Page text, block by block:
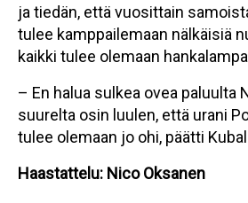
ja tiedän, että vuosittain
tulee kamppailemaan nälkäisiä
kaikki tulee olemaan
– En halua sulkea ovea paluulta
suurelta osin luulen, että urani
tulee olemaan jo ohi, päätti
Haastattelu: Nico Oksanen